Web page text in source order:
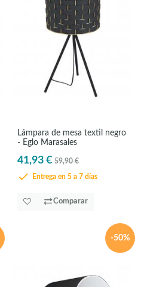
Lámpara de mesa textil negro
- Eglo Marasales
41,93 € 59,90 €
Entrega en 5 a 7 días
Comparar
-50%